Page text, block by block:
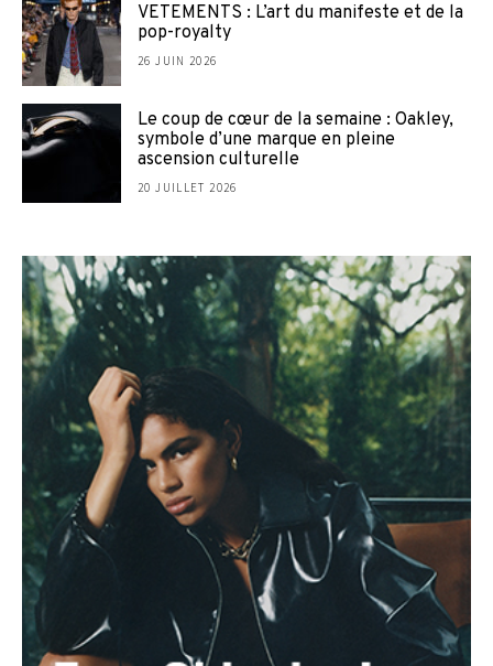
VETEMENTS : L’art du manifeste et de la
pop-royalty
26 JUIN 2026
Le coup de cœur de la semaine : Oakley,
symbole d’une marque en pleine
ascension culturelle
20 JUILLET 2026